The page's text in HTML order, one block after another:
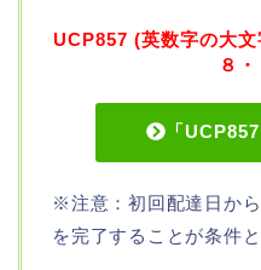
UCP857 (英数字の大文
８
「
※注意：初回配達日か
を完了することが条件と